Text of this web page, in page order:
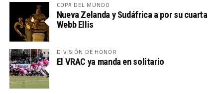
COPA DEL MUNDO
Nueva Zelanda y Sudáfrica a por su cuarta
Webb Ellis
DIVISIÓN DE HONOR
El VRAC ya manda en solitario